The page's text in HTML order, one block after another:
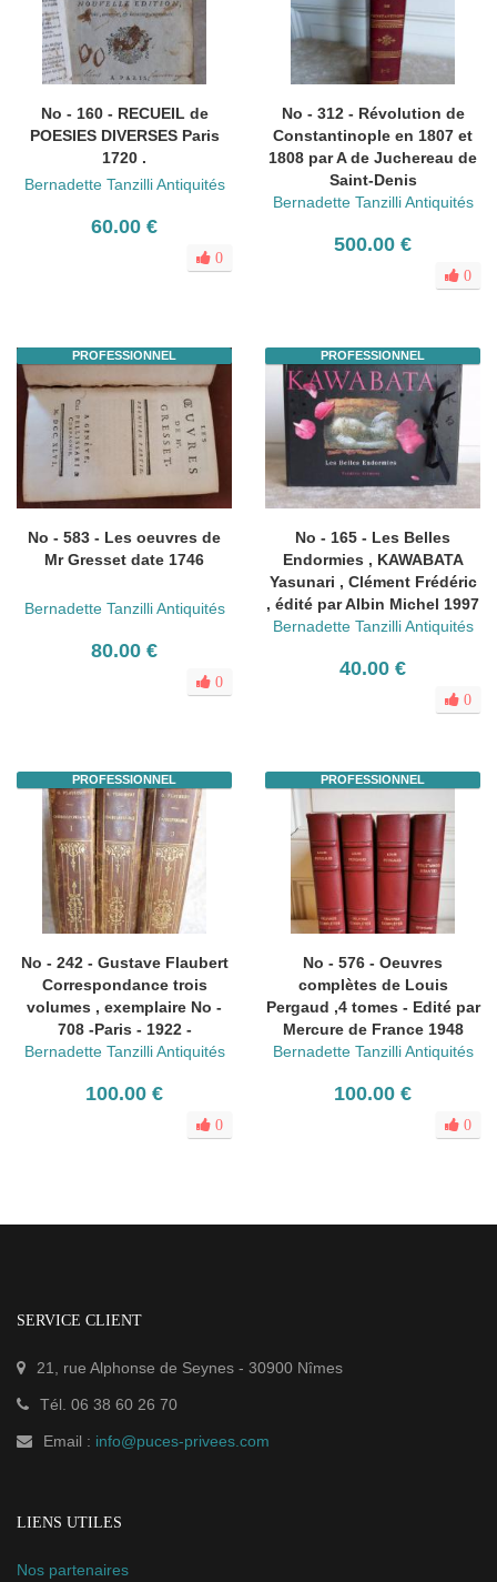
No - 160 - RECUEIL de
POESIES DIVERSES Paris
1720 .
Bernadette Tanzilli Antiquités
60.00 €
0
No - 312 - Révolution de
Constantinople en 1807 et
1808 par A de Juchereau de
Saint-Denis
Bernadette Tanzilli Antiquités
500.00 €
0
PROFESSIONNEL
No - 583 - Les oeuvres de
Mr Gresset date 1746
Bernadette Tanzilli Antiquités
80.00 €
0
PROFESSIONNEL
No - 165 - Les Belles
Endormies , KAWABATA
Yasunari , Clément Frédéric
, édité par Albin Michel 1997
Bernadette Tanzilli Antiquités
40.00 €
0
PROFESSIONNEL
No - 242 - Gustave Flaubert
Correspondance trois
volumes , exemplaire No -
708 -Paris - 1922 -
Bernadette Tanzilli Antiquités
100.00 €
0
PROFESSIONNEL
No - 576 - Oeuvres
complètes de Louis
Pergaud ,4 tomes - Edité par
Mercure de France 1948
Bernadette Tanzilli Antiquités
100.00 €
0
SERVICE CLIENT
21, rue Alphonse de Seynes - 30900 Nîmes
Tél. 06 38 60 26 70
Email : info@puces-privees.com
LIENS UTILES
Nos partenaires